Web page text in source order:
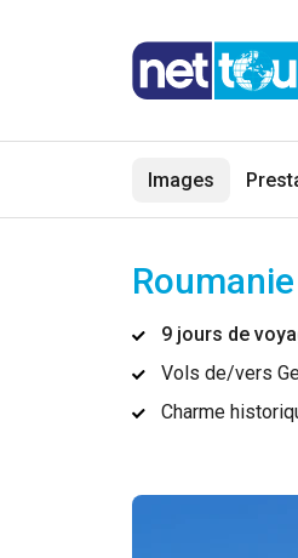
Images
9 jours de
Vols de/vers
Charme